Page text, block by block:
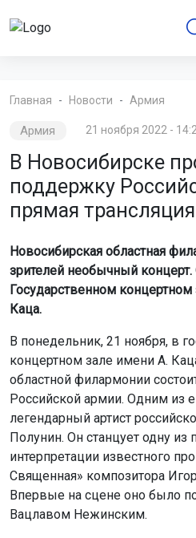
Главная Новости Армия
Армия 21 ноября 2022 -
В Новосибирске
поддержку
прямая трансляция
Новосибирская областная
зрителей необычный концерт.
Государственном
Каца.
В понедельник, 21 ноября, в
концертном зале имени А.
областной филармонии
Российской армии. Одним из
легендарный артист
Полунин. Он станцует одну из
интерпретации известного
Священная» композитора
Впервые на сцене оно было
Вацлавом Нежинским.